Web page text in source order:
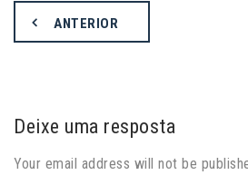
ANTERIOR
Deixe uma resposta
Your email address will not be